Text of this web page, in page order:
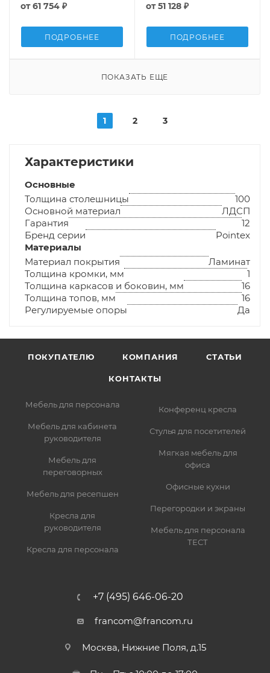
от61 754 ₽
ПОДРОБНЕЕ
от51 128 ₽
ПОДРОБНЕЕ
ПОКАЗАТЬ ЕЩЕ
1 2 3
Характеристики
Основные
Толщина столешницы
100
Основной материал
ЛДСП
Гарантия
12
Бренд серии
Pointex
Материалы
Материал покрытия
Ламинат
Толщина кромки, мм
1
Толщина каркасов и боковин, мм
16
Толщина топов, мм
16
Регулируемые опоры
Да
ПОКУПАТЕЛЮ КОМПАНИЯ СТАТЬИ
КОНТАКТЫ
Мебель для персонала
Мебель для кабинета
руководителя
Мебель для
переговорных
Мебель для ресепшен
Кресла для
руководителя
Кресла для персонала
Конференц кресла
Стулья для посетителей
Мягкая мебель для
офиса
Офисные кухни
Перегородки и экраны
Мебель для персонала
ТЕСТ
+7 (495) 646-06-20
francom@francom.ru
Москва, Нижние Поля, д.15